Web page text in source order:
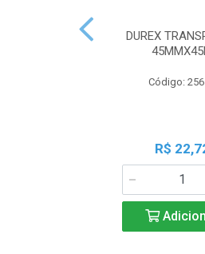
DUREX
Código:
R$